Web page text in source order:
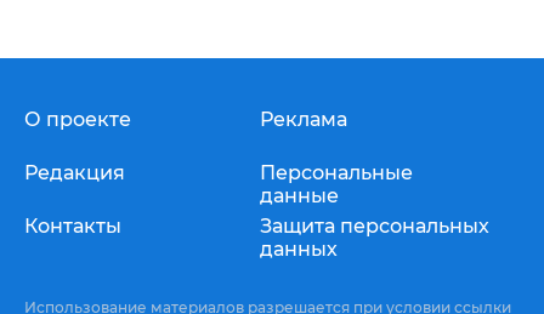
О проекте
Редакция
Контакты
Реклама
Персональные
данные
Защита персональных
данных
Использование материалов разрешается при условии ссылки